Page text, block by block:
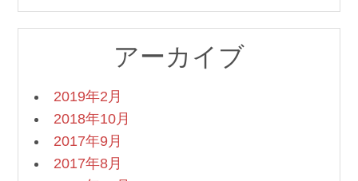
アーカイブ
2019年2月
2018年10月
2017年9月
2017年8月